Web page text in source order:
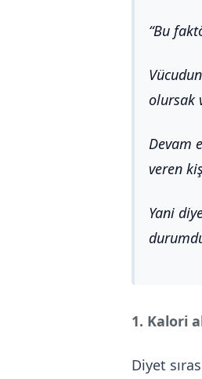
Bu
olursak
Devam
veren
Yani
1. Kalori
Diyet